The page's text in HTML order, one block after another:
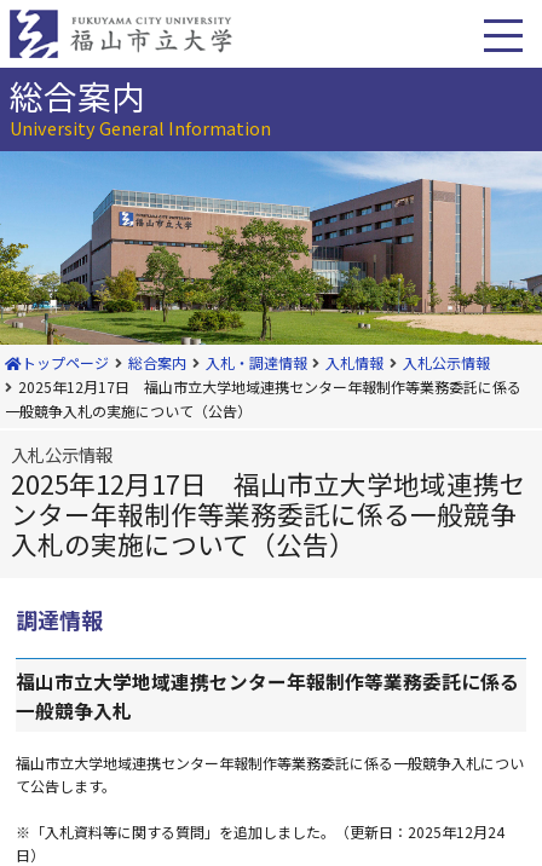
本
へ
動総合案内
University General Information
トップページ 総合案内 入札・調達情報 入札情報
入札公示情報
2025年12月17日 福山市立大学地域連携センター年報制作等業務委託に係る
一般競争入札の実施について（公告）
入札公示情報
2025年12月17日 福山市立大学地域連携セ
ンター年報制作等業務委託に係る一般競争
入札の実施について（公告）
調達情報
福山市立大学地域連携センター年報制作等業務委託に係る
一般競争入札
福山市立大学地域連携センター年報制作等業務委託に係る一般競争入札につい
て公告します。
※「入札資料等に関する質問」を追加しました。（更新日：2025年12月24
日）